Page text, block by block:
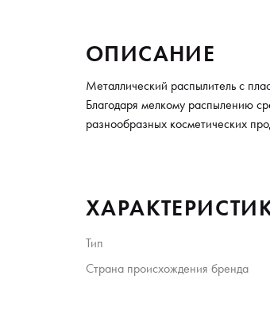
ОПИСАНИЕ
Металлический распылитель с
Благодаря мелкому распылению
разнообразных косметических
Тип
Страна происхождения бренда